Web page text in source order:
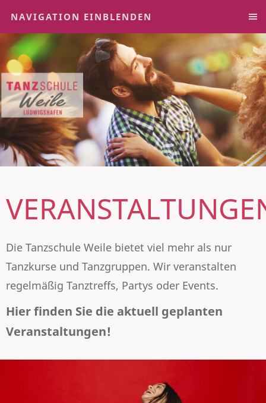
NAVIGATION EINBLENDEN
Die Tanzschule Weile bietet viel mehr als nur
Tanzkurse und Tanzgruppen. Wir veranstalten
regelmäßig Tanztreffs, Partys oder Events.
Hier finden Sie die aktuell geplanten
Veranstaltungen!